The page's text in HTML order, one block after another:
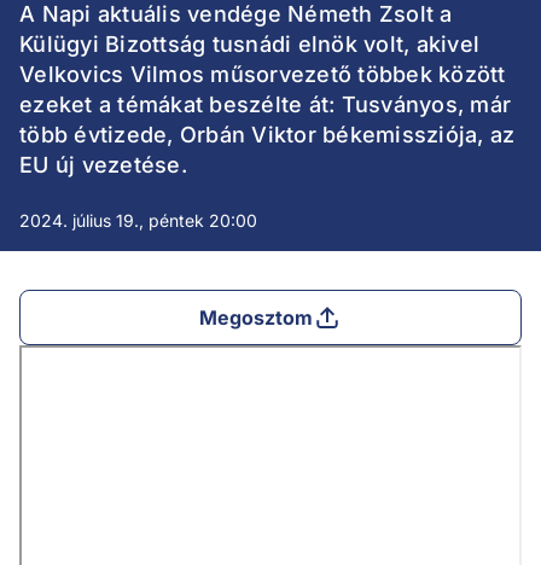
A Napi aktuális vendége Németh Zsolt a
Külügyi Bizottság tusnádi elnök volt, akivel
Velkovics Vilmos műsorvezető többek között
ezeket a témákat beszélte át: Tusványos, már
több évtizede, Orbán Viktor békemissziója, az
EU új vezetése.
2024. július 19., péntek 20:00
Megosztom